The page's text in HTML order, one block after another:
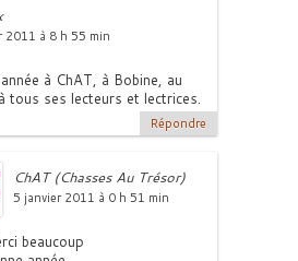
2011 à 8 h 55 min
à ChAT, à Bobine, au
tous ses lecteurs et lectrices.
Répondre
ChAT (Chasses Au Trésor)
5 janvier 2011 à 0 h 51 min
beaucoup